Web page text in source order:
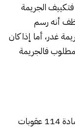
الجريمة
أنه رسم
غدر، أما إذا كان
فالجريمة
نص المشرع الجنائى على هذه الجريمة فى المادة 114 عقوبات